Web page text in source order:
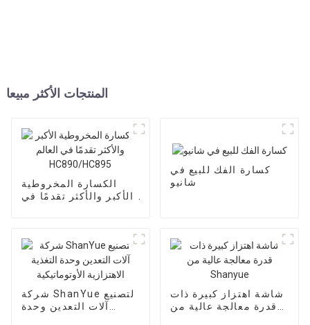
المنتجات الأكثر مبيعا
الكسارة المخروطية
الأكبر والأكثر تقدمًا في
كسارة الفك للبيع في
شانيو
شركة ShanYue لتصنيع
آلات التعدين وحدة
شاشة اهتزاز كبيرة ذات
قدرة معالجة عالية من